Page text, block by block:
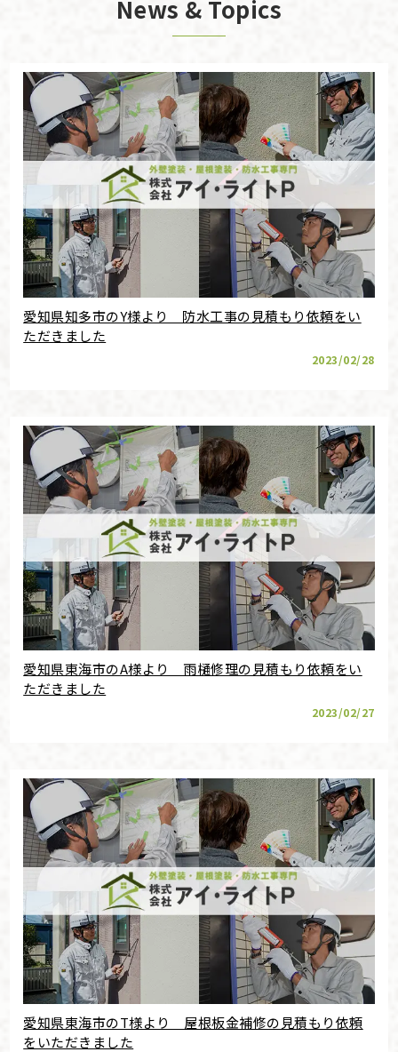
News & Topics
愛知県知多市のY様より 防水工事の見積もり依頼をい
ただきました
2023/02/28
愛知県東海市のA様より 雨樋修理の見積もり依頼をい
ただきました
2023/02/27
愛知県東海市のT様より 屋根板金補修の見積もり依頼
をいただきました